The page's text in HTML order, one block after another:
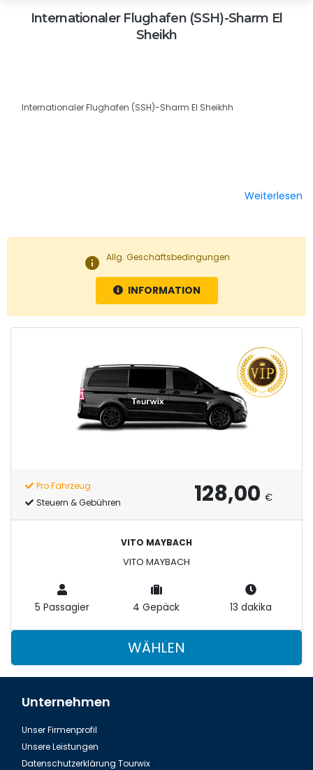
Internationaler Flughafen (SSH)-Sharm El
Sheikh
Internationaler Flughafen (SSH)-Sharm El Sheikhh
Weiterlesen
info Allg. Geschäftsbedingungen
INFORMATION
Pro Fahrzeug
Steuern & Gebühren
128,00 €
VITO MAYBACH
VITO MAYBACH
5 Passagier 4 Gepäck 13 dakika
WÄHLEN
Unternehmen
Unser Firmenprofil
Unsere Leistungen
Datenschutzerklärung Tourwix